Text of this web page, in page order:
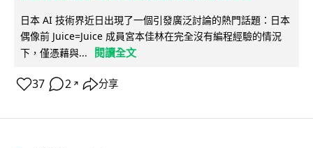
日本 AI 技術界近日出現了一個引發廣泛討論的熱門話題：日本
偶像前 Juice=Juice 成員宮本佳林在完全沒有編程經驗的情況
下，僅憑藉與...
閱讀全文
37 2 ↗ 分享